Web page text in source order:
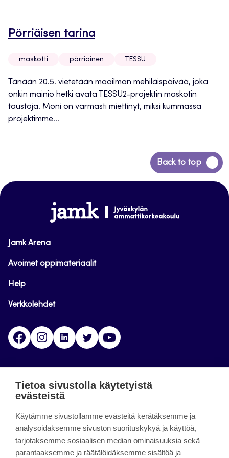
Pörriäisen tarina
maskotti pörriäinen TESSU
Tänään 20.5. vietetään maailman mehiläispäivää, joka
onkin mainio hetki avata TESSU2-projektin maskotin
taustoja. Moni on varmasti miettinyt, miksi kummassa
projektimme...
Back to top
Siirry
takaisin
www.jamk.fi
Jamk Arena
Avoimet oppimateriaalit
Help
Verkkolehdet
FacebookInstagramLinkedinTwitter
päättynyt 11.9.2023.
About the site
Tietoa sivustolla käytetyistä
evästeistä
Käytämme sivustollamme evästeitä kerätäksemme ja
analysoidaksemme sivuston suorituskykyä ja käyttöä,
tarjotaksemme sosiaalisen median ominaisuuksia sekä
parantaaksemme ja räätälöidäksemme sisältöä ja